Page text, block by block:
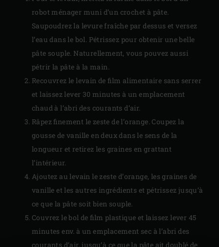
robot ménager muni d’un crochet à pâte.
Saupoudrez la levure fraîche par dessus et versez
l’eau dans le bol. Pétrissez pour obtenir une belle
pâte souple. Naturellement, vous pouvez aussi
pétrir la pâte à la main.
Recouvrez le levain de film alimentaire sans serrer
et laissez lever 30 minutes à un emplacement
chaud à l’abri des courants d’air.
Râpez finement le zeste de l’orange. Coupez la
gousse de vanille en deux dans le sens de la
longueur et retirez les graines en grattant
l’intérieur.
Ajoutez au levain le zeste d’orange, les graines de
vanille et les autres ingrédients et pétrissez jusqu’à
ce que la pâte soit bien souple.
Couvrez le bol de film plastique et laissez lever 45
minutes env. à un emplacement sec à l’abri des
courants d’air, jusqu’à ce que la pâte ait doublé de